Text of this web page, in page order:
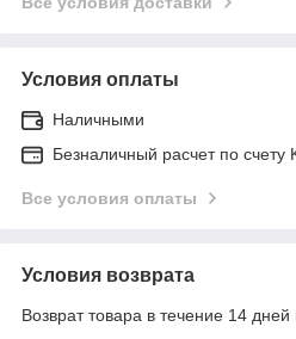
Условия оплаты
Наличными
Безналичный расчет по
Все условия оплаты
Условия возврата
Возврат товара в течение 14 дней